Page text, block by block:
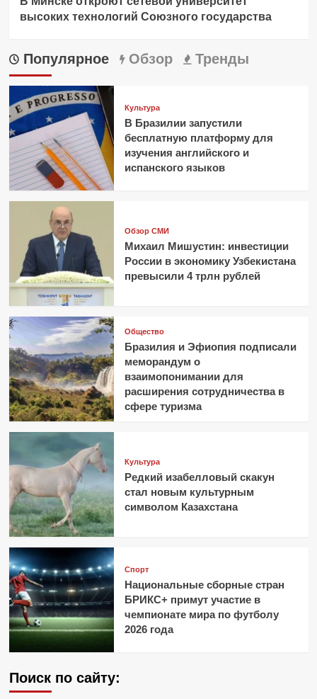
высоких технологий Союзного государства
Популярное Обзор Тренды
Культура
В Бразилии запустили
бесплатную платформу для
изучения английского и
испанского языков
Обзор СМИ
Михаил Мишустин: инвестиции
России в экономику Узбекистана
превысили 4 трлн рублей
Общество
Бразилия и Эфиопия подписали
меморандум о
взаимопонимании для
расширения сотрудничества в
сфере туризма
Культура
Редкий изабелловый скакун
стал новым культурным
символом Казахстана
Спорт
Национальные сборные стран
БРИКС+ примут участие в
чемпионате мира по футболу
2026 года
Поиск по сайту: